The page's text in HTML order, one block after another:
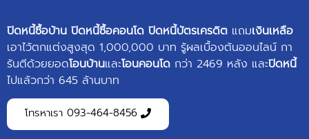
ปิดหนี้ซื้อบ้าน ปิดหนี้ซื้อคอนโด ปิดหนี้บัตรเครดิต แถมเงินเหลือ
เอาไว้ตกแต่งสูงสุด 1,000,000 บาท รู้ผลเบื้องต้นออนไลน์ กา
รันตีด้วยยอดโอนบ้านและโอนคอนโด กว่า 2469 หลัง และปิดหนี้
ไปแล้วกว่า 645 ล้านบาท
โทรหาเรา 093-464-8456